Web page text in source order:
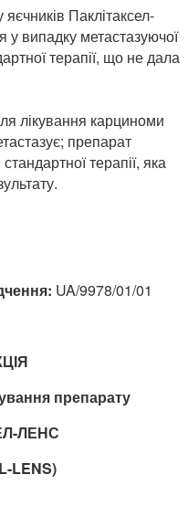
Паклітаксел-
випадку метастазуючої
терапії, що не дала
лікування карциноми
препарат
терапії, яка
UA/9978/01/01
препарату
ЛЕНС
LENS)